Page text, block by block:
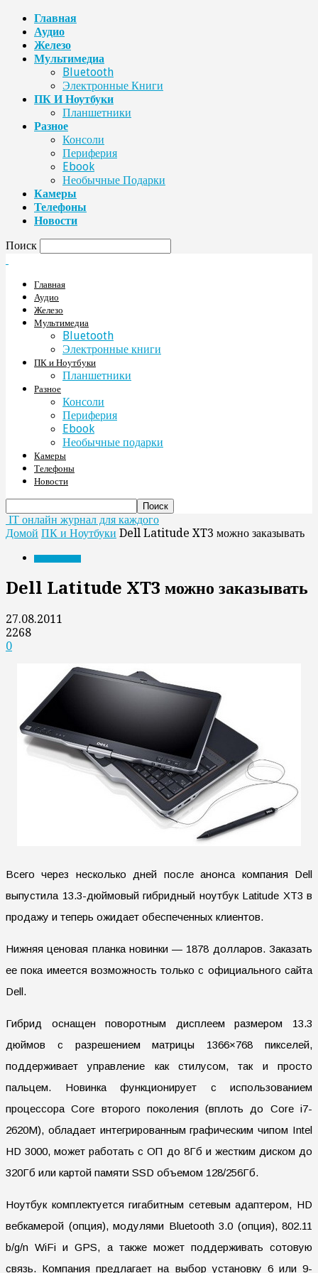
Главная
Аудио
Железо
Мультимедиа
Bluetooth
Электронные Книги
ПК И Ноутбуки
Планшетники
Разное
Консоли
Периферия
Ebook
Необычные Подарки
Камеры
Телефоны
Новости
Поиск
Главная
Аудио
Железо
Мультимедиа
Bluetooth
Электронные книги
ПК и Ноутбуки
Планшетники
Разное
Консоли
Периферия
Ebook
Необычные подарки
Камеры
Телефоны
Новости
IT онлайн журнал для каждого
Домой ПК и Ноутбуки Dell Latitude XT3 можно заказывать
Dell Latitude XT3 можно заказывать
27.08.2011
2268
0
Всего через несколько дней после анонса компания Dell
выпустила 13.3-дюймовый гибридный ноутбук Latitude XT3 в
продажу и теперь ожидает обеспеченных клиентов.
Нижняя ценовая планка новинки — 1878 долларов. Заказать
ее пока имеется возможность только с официального сайта
Dell.
Гибрид оснащен поворотным дисплеем размером 13.3
дюймов с разрешением матрицы 1366×768 пикселей,
поддерживает управление как стилусом, так и просто
пальцем. Новинка функционирует с использованием
процессора Core второго поколения (вплоть до Core i7-
2620M), обладает интегрированным графическим чипом Intel
HD 3000, может работать с ОП до 8Гб и жестким диском до
320Гб или картой памяти SSD объемом 128/256Гб.
Ноутбук комплектуется гигабитным сетевым адаптером, HD
вебкамерой (опция), модулями Bluetooth 3.0 (опция), 802.11
b/g/n WiFi и GPS, а также может поддерживать сотовую
связь. Компания предлагает на выбор установку 6 или 9-